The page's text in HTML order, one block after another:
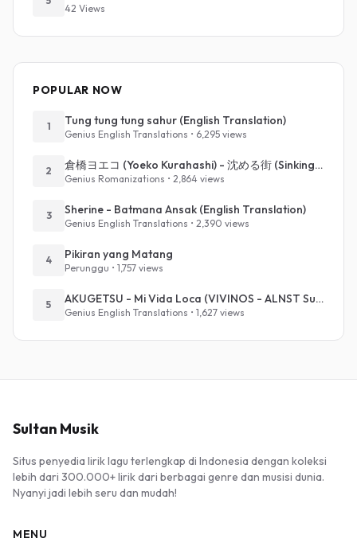
42 Views
POPULAR NOW
1 Tung tung tung sahur (English Translation)
Genius English Translations • 6,295 views
2 倉橋ヨエコ (Yoeko Kurahashi) - 沈める街 (Sinking Town) (Romanized)
Genius Romanizations • 2,864 views
3 Sherine - Batmana Ansak (English Translation)
Genius English Translations • 2,390 views
4 Pikiran yang Matang
Perunggu • 1,757 views
5 AKUGETSU - Mi Vida Loca (VIVINOS - ALNST Sub : Till Part.1)
Genius English Translations • 1,627 views
Sultan Musik
Situs penyedia lirik lagu terlengkap di Indonesia dengan koleksi
lebih dari 300.000+ lirik dari berbagai genre dan musisi dunia.
Nyanyi jadi lebih seru dan mudah!
MENU